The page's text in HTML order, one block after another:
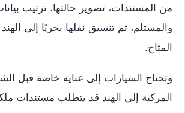
من المستندات، تصوير حالتها، ترتيب
والمستلم، ثم تنسيق نقلها بحريًا إلى
المتاح.
وتحتاج السيارات إلى عناية خاصة قبل
المركبة إلى الهند قد يتطلب مستندات